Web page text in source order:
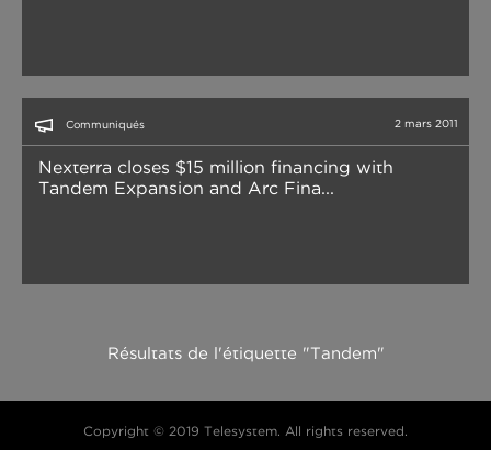
Communiqués 2 mars 2011
Nexterra closes $15 million financing with
Tandem Expansion and Arc Fina...
Résultats de l'étiquette "Tandem"
Copyright © 2019 Telesystem. All rights reserved.